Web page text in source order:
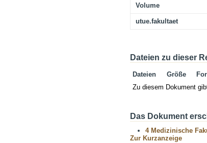
Volume
utue.fakultaet
Dateien zu dieser
Dateien Größe
Zu diesem Dokument
Das Dokument
4 Medizinische
Zur Kurzanzeige